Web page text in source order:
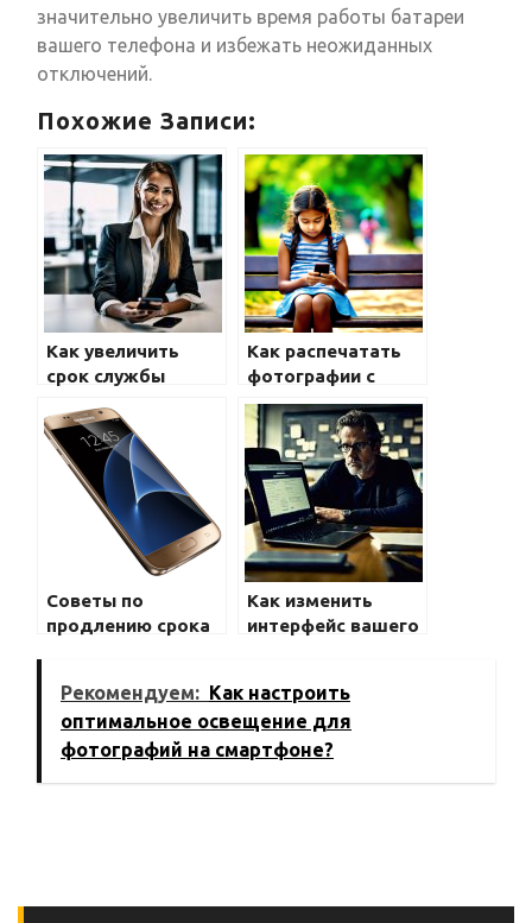
значительно увеличить время работы батареи
вашего телефона и избежать неожиданных
отключений.
Похожие Записи:
Как увеличить
срок службы
телефона
Как распечатать
фотографии с
вашего телефона:
советы
Советы по
продлению срока
Как изменить
интерфейс вашего
настройке
Рекомендуем: Как настроить
оптимальное освещение для
фотографий на смартфоне?